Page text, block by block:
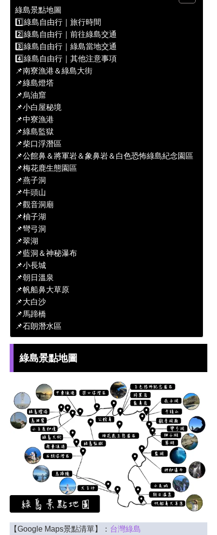
綠島景點地圖
1️⃣綠島自由行｜旅行時間
2️⃣綠島自由行｜前往綠島交通
3️⃣綠島自由行｜綠島當地交通
4️⃣綠島自由行｜其他注意事項
📌南寮漁港＆綠島大街
📌綠島燈塔
📌烏油窟
📌小白屋秘境
📌中寮漁港
📌綠島監獄
📌柴口浮潛區
📌公館鼻＆將軍岩＆象鼻岩＆白色恐怖綠島紀念園區
📌梅花鹿生態園區
📌燕子洞
📌牛頭山
📌觀音洞廟
📌柚子湖
📌彎弓洞
📌翠湖
📌藍洞＆神秘瀑布
📌小長城
📌朝日溫泉
📌帆船鼻大草原
📌大白沙
📌馬蹄橋
📌石朗潛水區
綠島景點地圖
【Google Maps景點清單】： 台灣綠島